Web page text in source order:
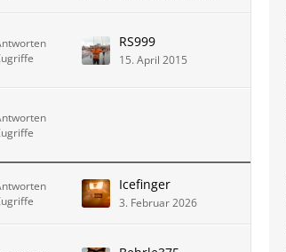
RS999
15. April 2015
Icefinger
3. Februar 2026